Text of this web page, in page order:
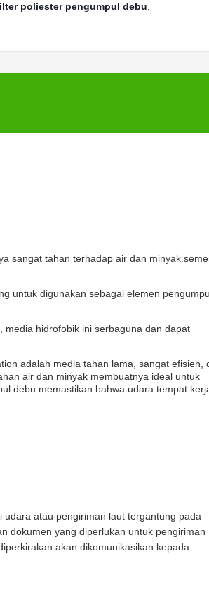
poliester pengumpul debu
sangat tahan terhadap air dan
untuk digunakan sebagai elemen
media hidrofobik ini serbaguna dan dapat
adalah media tahan lama, sangat efisien,
air dan minyak membuatnya ideal untuk
debu memastikan bahwa udara tempat
udara atau pengiriman laut tergantung pada
dokumen yang diperlukan untuk pengiriman
akan dikomunikasikan kepada